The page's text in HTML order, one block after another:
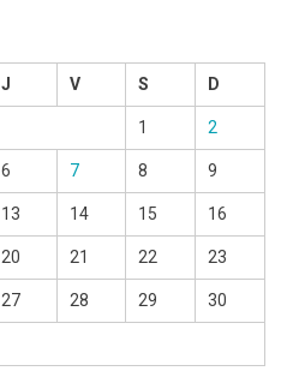
J V S D
1 2
6 7 8 9
13 14 15 16
20 21 22 23
27 28 29 30